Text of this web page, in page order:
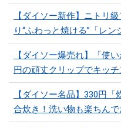
【ダイソー新作】ニトリ
り“ふわっと焼ける”「レ
【ダイソー爆売れ】「使
円の頑丈クリップでキッ
【ダイソー名品】330円
合炊き！洗い物も楽ちんで